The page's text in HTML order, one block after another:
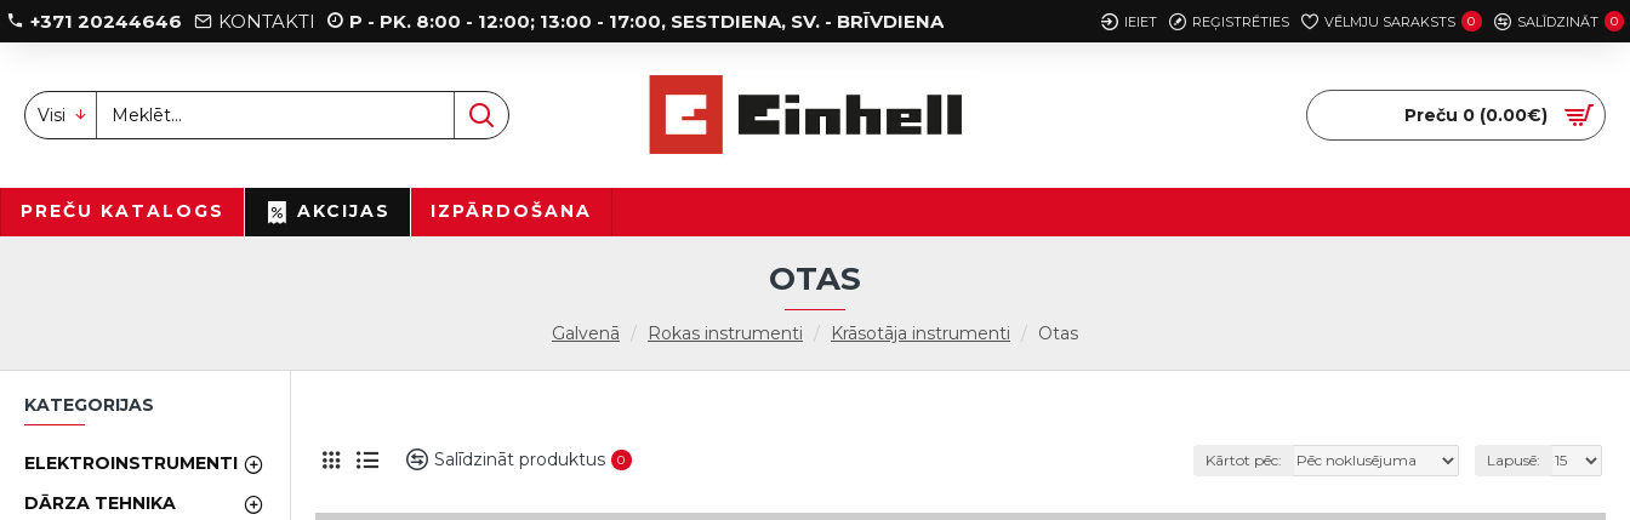
+371 20244646 KONTAKTI P - PK. 8:00 - 12:00; 13:00 - 17:00, SESTDIENA, SV. - BRĪVDIENA IEIET REĢISTRĒTIES VĒLMJU SARAKSTS 0 SALĪDZINĀT 0
Visi Preču 0 (0.00€)
PREČU KATALOGS AKCIJAS IZPĀRDOŠANA
Galvenā Rokas instrumenti Krāsotāja instrumenti Otas
OTAS
KATEGORIJAS
ELEKTROINSTRUMENTI
DĀRZA TEHNIKA
Salīdzināt produktus 0 Kārtot pēc: Lapusē: